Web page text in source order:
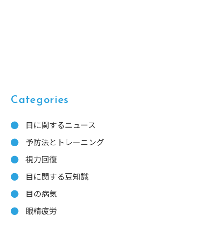
Categories
目に関するニュース
予防法とトレーニング
視力回復
目に関する豆知識
目の病気
眼精疲労